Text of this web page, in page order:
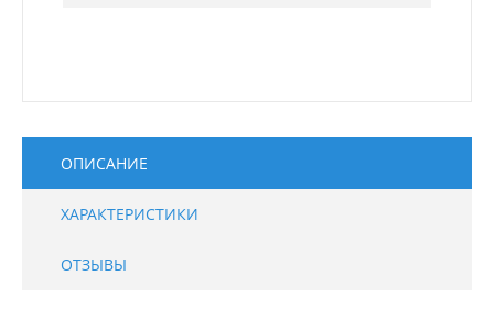
ОПИСАНИЕ
ХАРАКТЕРИСТИКИ
ОТЗЫВЫ